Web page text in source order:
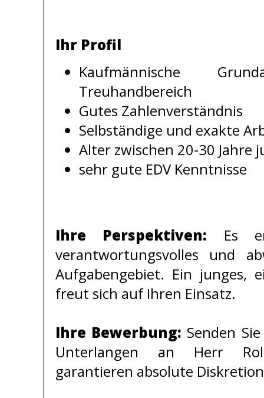
Ihr Profil
Kaufmännische
Treuhandbereich
Gutes Zahlenverständnis
Selbständige und exakte
Alter zwischen 20-30 Jahre
sehr gute EDV Kenntnisse
Ihre Perspektiven: Es
verantwortungsvolles und
Aufgabengebiet. Ein junges,
freut sich auf Ihren Einsatz.
Ihre Bewerbung: Senden
Unterlangen an Herr
garantieren absolute